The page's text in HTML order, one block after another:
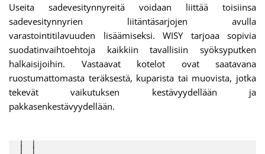
Useita sadevesitynnyreitä voidaan liittää toisiinsa
sadevesitynnyrien liitäntäsarjojen avulla
varastointitilavuuden lisäämiseksi. WISY tarjoaa sopivia
suodatinvaihtoehtoja kaikkiin tavallisiin syöksyputken
halkaisijoihin. Vastaavat kotelot ovat saatavana
ruostumattomasta teräksestä, kuparista tai muovista, jotka
tekevät vaikutuksen kestävyydellään ja
pakkasenkestävyydellään.